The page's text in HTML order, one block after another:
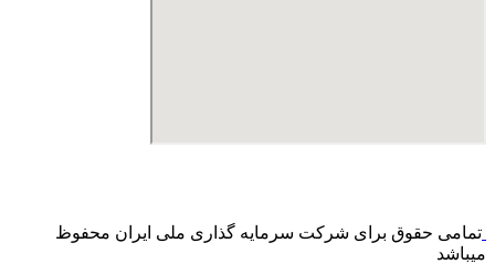
تمامی حقوق برای شرکت سرمایه گذاری ملی ایران محفوظ
میباشد